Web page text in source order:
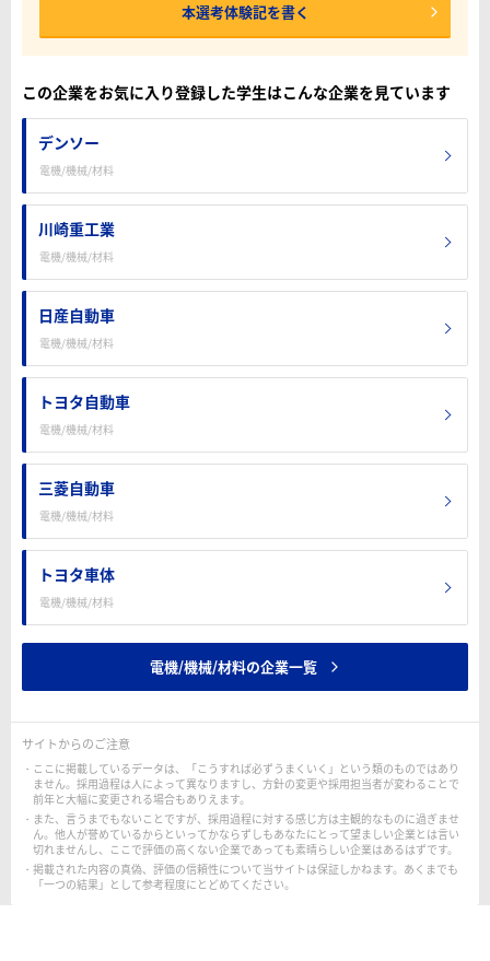
本選考体験記を書く
この企業をお気に入り登録した学生はこんな企業を見ています
デンソー
電機/機械/材料
川崎重工業
電機/機械/材料
日産自動車
電機/機械/材料
トヨタ自動車
電機/機械/材料
三菱自動車
電機/機械/材料
トヨタ車体
電機/機械/材料
電機/機械/材料の企業一覧
サイトからのご注意
ここに掲載しているデータは、「こうすれば必ずうまくいく」という類のものではあり
ません。採用過程は人によって異なりますし、方針の変更や採用担当者が変わることで
前年と大幅に変更される場合もありえます。
また、言うまでもないことですが、採用過程に対する感じ方は主観的なものに過ぎませ
ん。他人が誉めているからといってかならずしもあなたにとって望ましい企業とは言い
切れませんし、ここで評価の高くない企業であっても素晴らしい企業はあるはずです。
掲載された内容の真偽、評価の信頼性について当サイトは保証しかねます。あくまでも
「一つの結果」として参考程度にとどめてください。